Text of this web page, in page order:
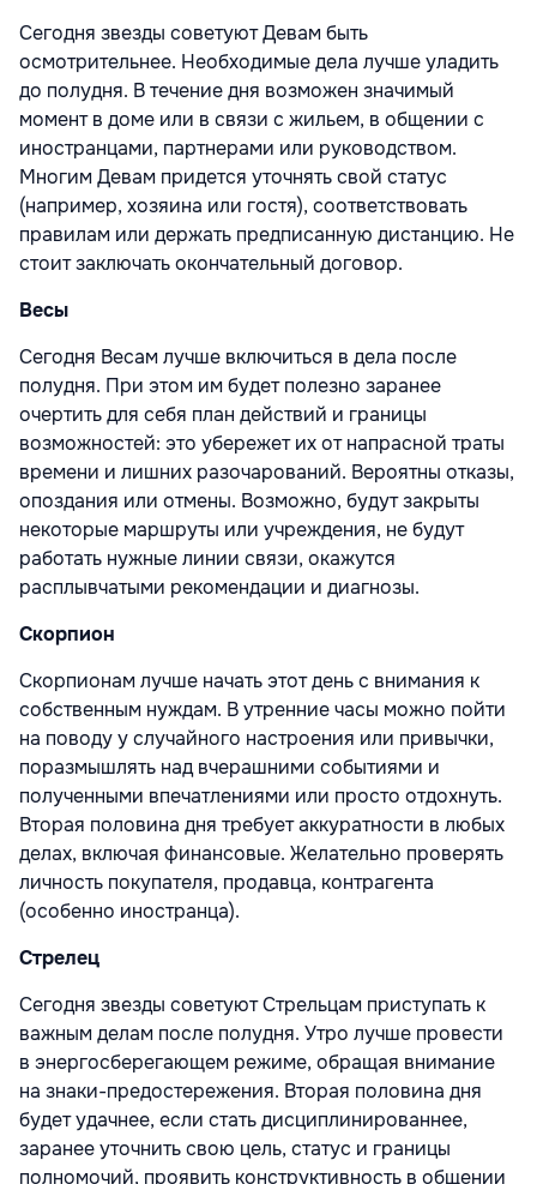
Сегодня звезды советуют Девам быть
осмотрительнее. Необходимые дела лучше уладить
до полудня. В течение дня возможен значимый
момент в доме или в связи с жильем, в общении с
иностранцами, партнерами или руководством.
Многим Девам придется уточнять свой статус
(например, хозяина или гостя), соответствовать
правилам или держать предписанную дистанцию. Не
стоит заключать окончательный договор.
Весы
Сегодня Весам лучше включиться в дела после
полудня. При этом им будет полезно заранее
очертить для себя план действий и границы
возможностей: это убережет их от напрасной траты
времени и лишних разочарований. Вероятны отказы,
опоздания или отмены. Возможно, будут закрыты
некоторые маршруты или учреждения, не будут
работать нужные линии связи, окажутся
расплывчатыми рекомендации и диагнозы.
Скорпион
Скорпионам лучше начать этот день с внимания к
собственным нуждам. В утренние часы можно пойти
на поводу у случайного настроения или привычки,
поразмышлять над вчерашними событиями и
полученными впечатлениями или просто отдохнуть.
Вторая половина дня требует аккуратности в любых
делах, включая финансовые. Желательно проверять
личность покупателя, продавца, контрагента
(особенно иностранца).
Стрелец
Сегодня звезды советуют Стрельцам приступать к
важным делам после полудня. Утро лучше провести
в энергосберегающем режиме, обращая внимание
на знаки-предостережения. Вторая половина дня
будет удачнее, если стать дисциплинированнее,
заранее уточнить свою цель, статус и границы
полномочий, проявить конструктивность в общении